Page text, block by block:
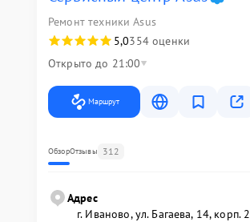
Ремонт техники Asus
5,0354 оценки
Открыто до 21:00
Маршрут
ОбзорОтзывы 312
Адрес
г. Иваново, ул. Багаева, 14, корп. 2